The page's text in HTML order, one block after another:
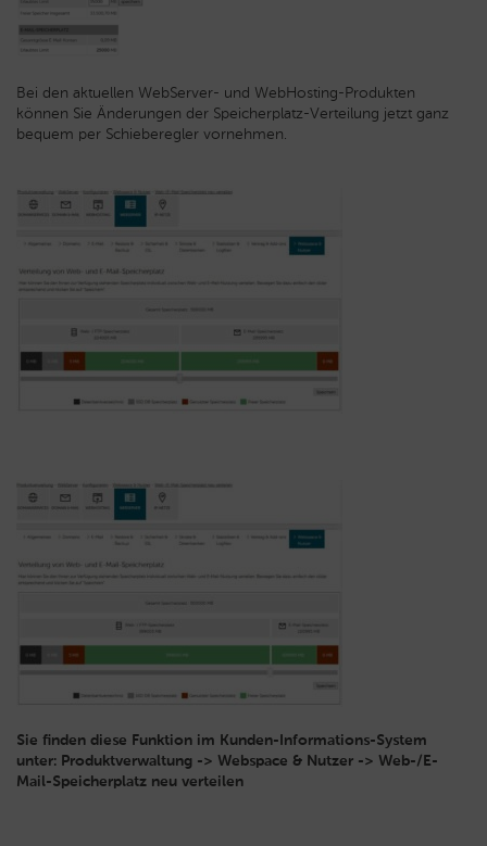
Bei den aktuellen WebServer- und WebHosting-Produkten
können Sie Änderungen der Speicherplatz-Verteilung jetzt ganz
bequem per Schieberegler vornehmen.
Sie finden diese Funktion im Kunden-Informations-System
unter: Produktverwaltung -> Webspace & Nutzer -> Web-/E-
Mail-Speicherplatz neu verteilen